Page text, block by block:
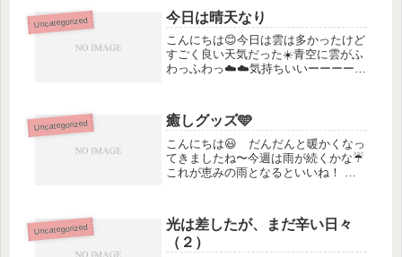
マとかも最近のはワチャワチャしてて
真剣に観てないことがあるな〜🙄これ
は...
Uncategorized 今日は晴天なり
こんにちは😊今日は雲は多かったけど
すごく良い天気だった☀️青空に雲がふ
わっふわっ☁️☁️気持ちいいーーーー
ほとんど平日はこもって過ごしていま
す（苦笑）孤独感を感じることもあ...
Uncategorized 癒しグッズ🩵
こんにちは😃 だんだんと暖かくなっ
てきましたね〜今週は雨が続くかな☔️
これが恵みの雨となるといいね！
でまーーす😁なんとも言えない表情が
可愛い😆😆 寒い日には大活躍し
て...
Uncategorized
光は差したが、まだ辛い日々
（２）